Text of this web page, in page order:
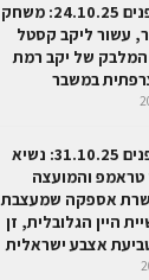
שמענו בין הגפנים 24.10.25: משחק
עשור ליקב קסטל
של יקב רמת
במשבר
שמענו בין הגפנים 31.10.25: נשיא
והמועצה
אספקה שמעצבת
היין הגלובלית, זן
אצבע ישראלית